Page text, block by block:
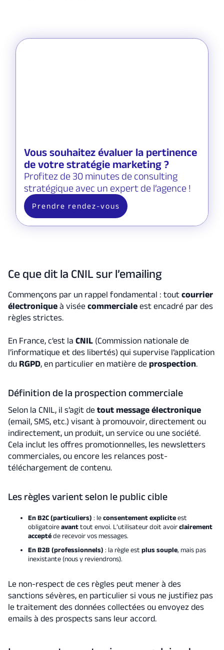
Vous souhaitez évaluer la pertinence
de votre stratégie marketing ?
Profitez de 30 minutes de consulting
stratégique avec un expert de l’agence !
Prendre rendez-vous
Ce que dit la CNIL sur l’emailing
Commençons par un rappel fondamental : tout courrier
électroniqueà visée commercialeest encadré par des
règles strictes.
En France, c’est la CNIL(Commission nationale de
l’informatique et des libertés) qui supervise l’application
du RGPD, en particulier en matière de prospection.
Définition de la prospection commerciale
Selon la CNIL, il s’agit de tout message électronique
(email, SMS, etc.) visant à promouvoir, directement ou
indirectement, un produit, un service ou une société.
Cela inclut les offres promotionnelles, les newsletters
commerciales, ou encore les relances post-
téléchargement de contenu.
Les règles varient selon le public cible
En B2C (particuliers) : leconsentement expliciteest
obligatoireavanttout envoi. L’utilisateur doit avoirclairement
acceptéde recevoir vos messages.
En B2B (professionnels) : la règle estplus souple, mais pas
inexistante (nous y reviendrons).
Le non-respect de ces règles peut mener à des
sanctions sévères, en particulier si vous ne justifiez pas
le traitement des données collectées ou envoyez des
emails à des prospects sans leur accord.